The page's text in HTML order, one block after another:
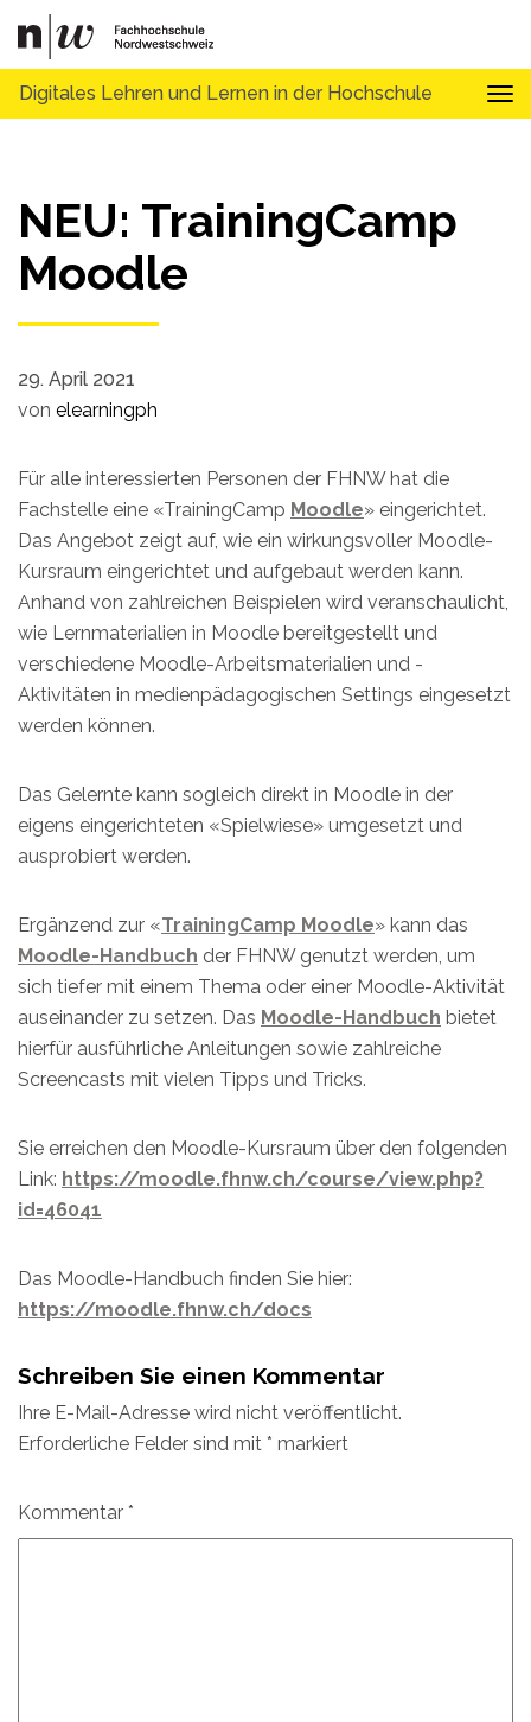
Digitales Lehren und Lernen in der Hochschule
NEU: TrainingCamp
Moodle
29. April 2021
von elearningph
Für alle interessierten Personen der FHNW hat die
Fachstelle eine «TrainingCamp Moodle» eingerichtet.
Das Angebot zeigt auf, wie ein wirkungsvoller Moodle-
Kursraum eingerichtet und aufgebaut werden kann.
Anhand von zahlreichen Beispielen wird veranschaulicht,
wie Lernmaterialien in Moodle bereitgestellt und
verschiedene Moodle-Arbeitsmaterialien und -
Aktivitäten in medienpädagogischen Settings eingesetzt
werden können.
Das Gelernte kann sogleich direkt in Moodle in der
eigens eingerichteten «Spielwiese» umgesetzt und
ausprobiert werden.
Ergänzend zur «TrainingCamp Moodle» kann das
Moodle-Handbuch der FHNW genutzt werden, um
sich tiefer mit einem Thema oder einer Moodle-Aktivität
auseinander zu setzen. Das Moodle-Handbuch bietet
hierfür ausführliche Anleitungen sowie zahlreiche
Screencasts mit vielen Tipps und Tricks.
Sie erreichen den Moodle-Kursraum über den folgenden
Link: https://moodle.fhnw.ch/course/view.php?
id=46041
Das Moodle-Handbuch finden Sie hier:
https://moodle.fhnw.ch/docs
Schreiben Sie einen Kommentar
Ihre E-Mail-Adresse wird nicht veröffentlicht.
Erforderliche Felder sind mit * markiert
Kommentar *